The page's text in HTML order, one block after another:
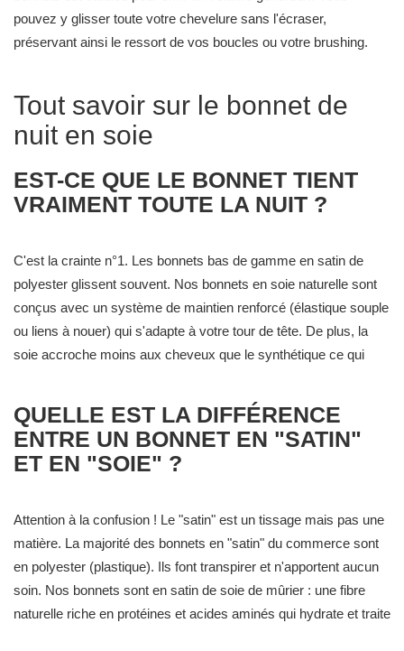
pouvez y glisser toute votre chevelure sans l'écraser,
préservant ainsi le ressort de vos boucles ou votre brushing.
Tout savoir sur le bonnet de
nuit en soie
EST-CE QUE LE BONNET TIENT
VRAIMENT TOUTE LA NUIT ?
C'est la crainte n°1. Les bonnets bas de gamme en satin de
polyester glissent souvent. Nos bonnets en soie naturelle sont
conçus avec un système de maintien renforcé (élastique souple
ou liens à nouer) qui s'adapte à votre tour de tête. De plus, la
soie accroche moins aux cheveux que le synthétique ce qui
QUELLE EST LA DIFFÉRENCE
ENTRE UN BONNET EN "SATIN"
ET EN "SOIE" ?
Attention à la confusion ! Le "satin" est un tissage mais pas une
matière. La majorité des bonnets en "satin" du commerce sont
en polyester (plastique). Ils font transpirer et n'apportent aucun
soin. Nos bonnets sont en satin de soie de mûrier : une fibre
naturelle riche en protéines et acides aminés qui hydrate et traite